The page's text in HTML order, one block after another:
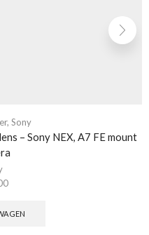
, Sony
– Sony NEX, A7 FE mount